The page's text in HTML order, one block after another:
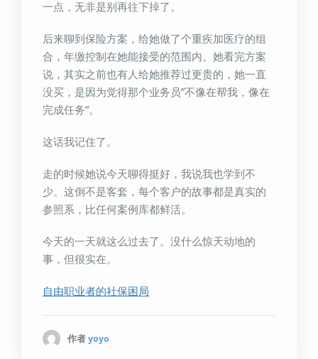
一点，无非是别再往下掉了。
后来聊到保险方案，给她做了个重疾加医疗的组
合，年缴控制在她能接受的范围内。她看完方案
说，其实之前也有人给她推荐过更贵的，她一直
没买，是因为觉得那个业务员”不像在帮我，像在
完成任务”。
这话我记住了。
走的时候她说今天聊得挺好，我说我也学到不
少。这倒不是客套，每个客户的故事都是真实的
参照系，比任何案例库都鲜活。
今天的一天就这么过去了。没什么惊天动地的
事，但很实在。
自由职业者的社保困局
作者 yoyo